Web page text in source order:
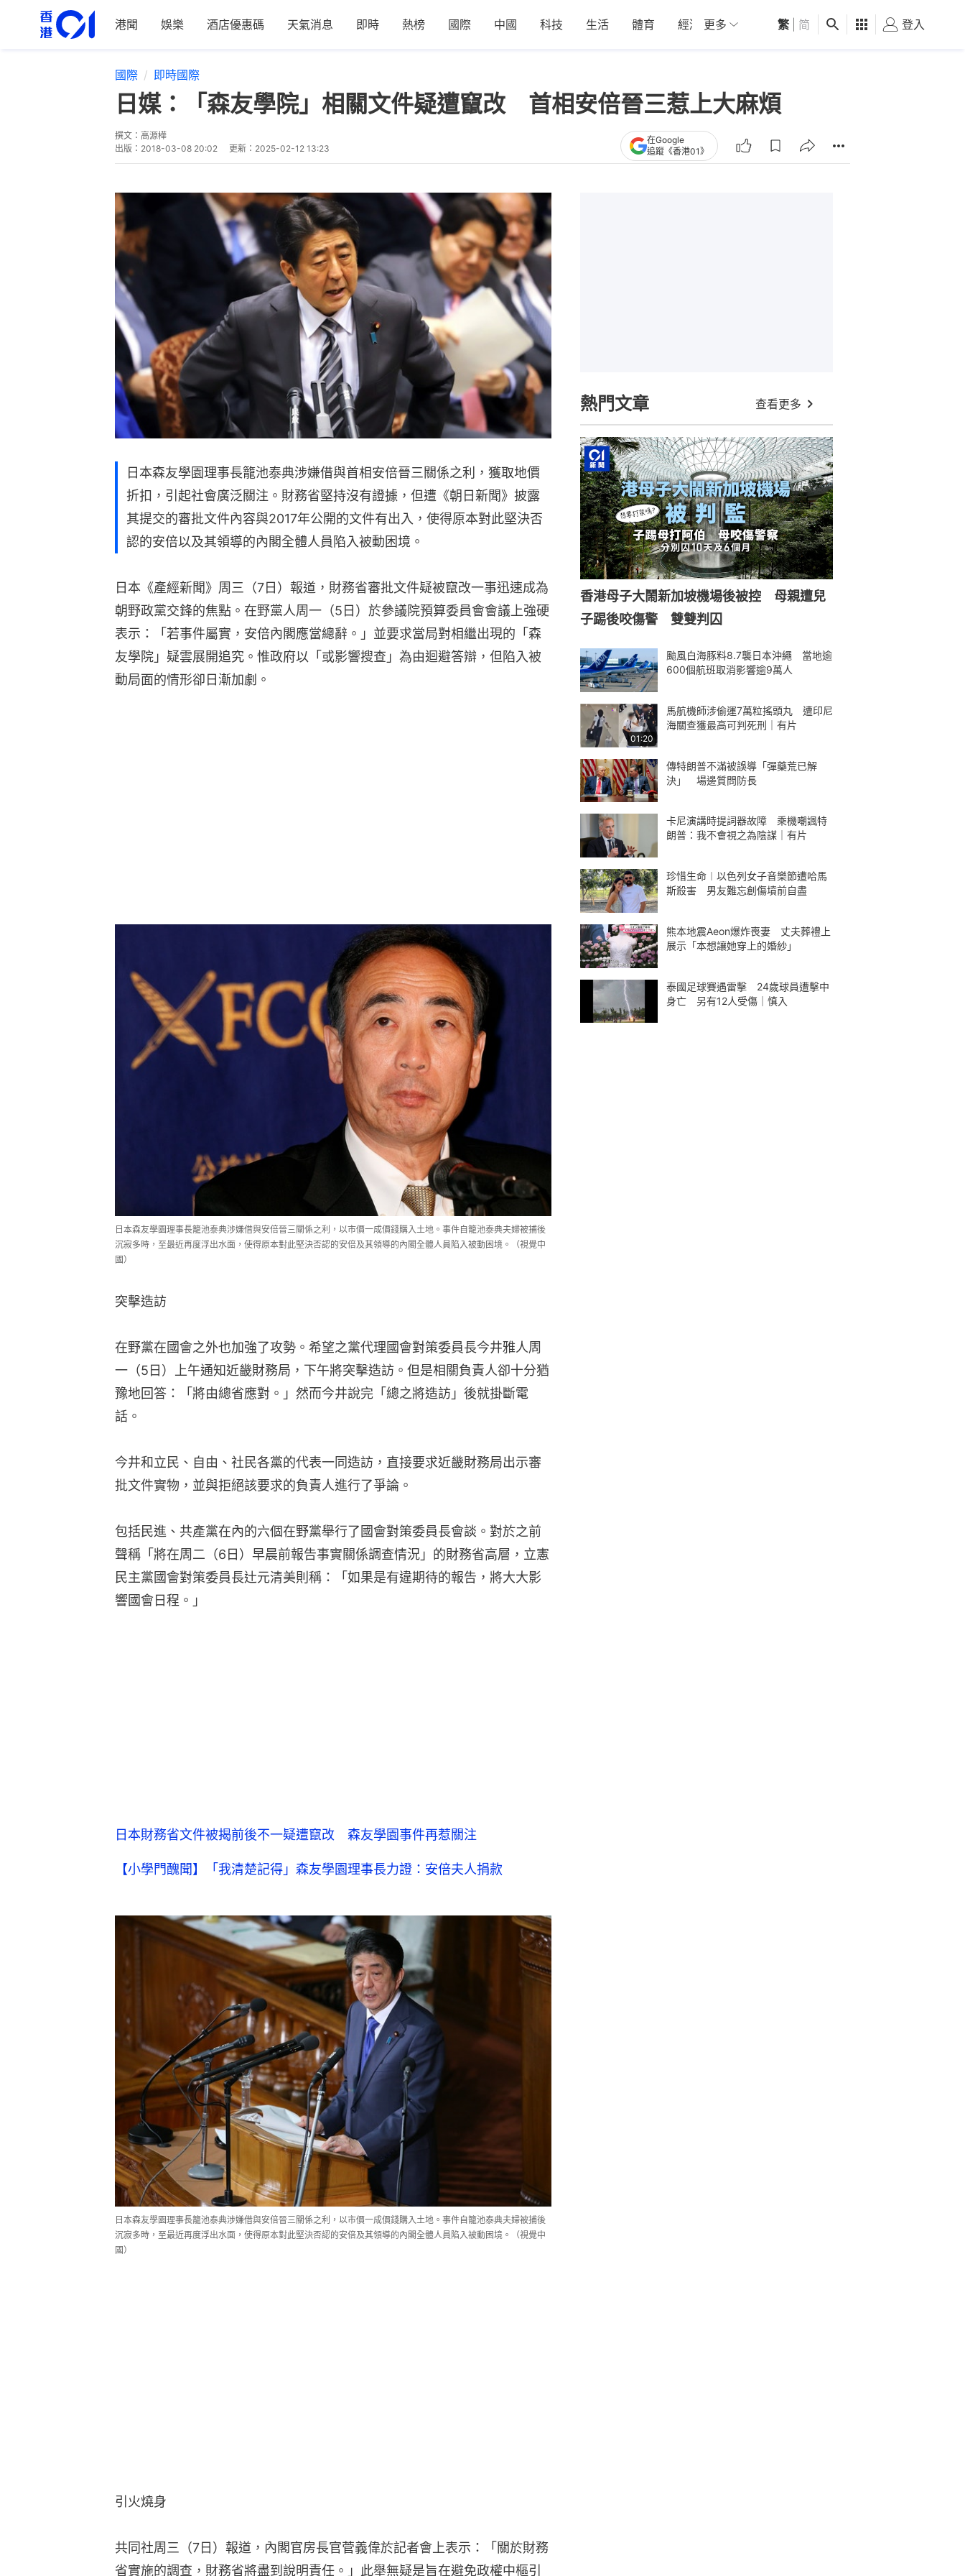
港聞 娛樂 酒店優惠碼 天氣消息 即時 熱榜 國際 中國 科技 生活 體育 經濟 01深圳 觀點 健康 好食玩飛
更多 繁 简 登入
國際 即時國際
日媒：「森友學院」相關文件疑遭竄改 首相安倍晉三惹上大麻煩
撰文： 高源樺
出版： 2018-03-08 20:02 更新： 2025-02-12 13:23
在Google
追蹤《香港01》
日本森友學園理事長籠池泰典涉嫌借與首相安倍晉三關係之利，獲取地價
折扣，引起社會廣泛關注。財務省堅持沒有證據，但遭《朝日新聞》披露
其提交的審批文件內容與2017年公開的文件有出入，使得原本對此堅決否
認的安倍以及其領導的內閣全體人員陷入被動困境。
日本《產經新聞》周三（7日）報道，財務省審批文件疑被竄改一事迅速成為
朝野政黨交鋒的焦點。在野黨人周一（5日）於參議院預算委員會會議上強硬
表示：「若事件屬實，安倍內閣應當總辭。」並要求當局對相繼出現的「森
友學院」疑雲展開追究。惟政府以「或影響搜查」為由迴避答辯，但陷入被
動局面的情形卻日漸加劇。
日本森友學園理事長籠池泰典涉嫌借與安倍晉三關係之利，以市價一成價錢購入土地。事件自籠池泰典夫婦被捕後
沉寂多時，至最近再度浮出水面，使得原本對此堅決否認的安倍及其領導的內閣全體人員陷入被動困境。（視覺中
國）
突擊造訪
在野黨在國會之外也加強了攻勢。希望之黨代理國會對策委員長今井雅人周
一（5日）上午通知近畿財務局，下午將突擊造訪。但是相關負責人卻十分猶
豫地回答：「將由總省應對。」然而今井說完「總之將造訪」後就掛斷電
話。
今井和立民、自由、社民各黨的代表一同造訪，直接要求近畿財務局出示審
批文件實物，並與拒絕該要求的負責人進行了爭論。
包括民進、共產黨在內的六個在野黨舉行了國會對策委員長會談。對於之前
聲稱「將在周二（6日）早晨前報告事實關係調查情況」的財務省高層，立憲
民主黨國會對策委員長辻元清美則稱：「如果是有違期待的報告，將大大影
響國會日程。」
日本財務省文件被揭前後不一疑遭竄改 森友學園事件再惹關注
【小學門醜聞】「我清楚記得」森友學園理事長力證：安倍夫人捐款
日本森友學園理事長籠池泰典涉嫌借與安倍晉三關係之利，以市價一成價錢購入土地。事件自籠池泰典夫婦被捕後
沉寂多時，至最近再度浮出水面，使得原本對此堅決否認的安倍及其領導的內閣全體人員陷入被動困境。（視覺中
國）
引火燒身
共同社周三（7日）報道，內閣官房長官菅義偉於記者會上表示：「關於財務
省實施的調查，財務省將盡到說明責任。」此舉無疑是旨在避免政權中樞引
熱門文章 查看更多
香港母子大鬧新加坡機場後被控 母親遭兒
子踢後咬傷警 雙雙判囚
颱風白海豚料8.7襲日本沖繩 當地逾
600個航班取消影響逾9萬人
01:20
馬航機師涉偷運7萬粒搖頭丸 遭印尼
海關查獲最高可判死刑｜有片
傳特朗普不滿被誤導「彈藥荒已解
決」 場邊質問防長
卡尼演講時提詞器故障 乘機嘲諷特
朗普：我不會視之為陰謀｜有片
珍惜生命︱以色列女子音樂節遭哈馬
斯殺害 男友難忘創傷墳前自盡
熊本地震Aeon爆炸喪妻 丈夫葬禮上
展示「本想讓她穿上的婚紗」
泰國足球賽遇雷擊 24歲球員遭擊中
身亡 另有12人受傷｜慎入